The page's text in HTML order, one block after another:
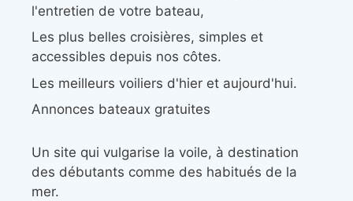
l'entretien de votre bateau,
Les plus belles croisières, simples et
accessibles depuis nos côtes.
Les meilleurs voiliers d'hier et aujourd'hui.
Annonces bateaux gratuites
Un site qui vulgarise la voile, à destination
des débutants comme des habitués de la
mer.